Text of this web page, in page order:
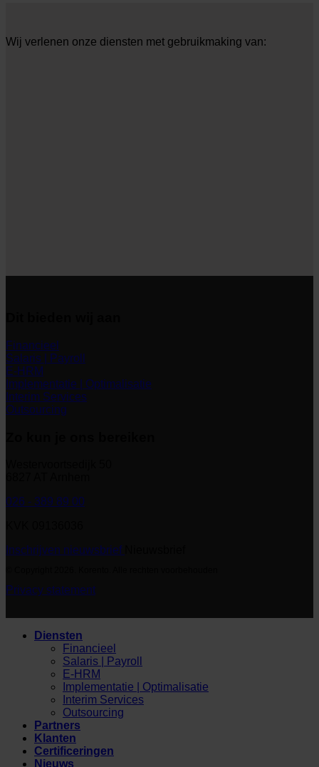
Wij verlenen onze diensten met gebruikmaking van:
Financieel
Salaris | Payroll
E-HRM
Implementatie | Optimalisatie
Interim Services
Outsourcing
026 - 389 89 00
Inschrijven nieuwsbrief
Privacy statement
Diensten
Financieel
Salaris | Payroll
E-HRM
Implementatie | Optimalisatie
Interim Services
Outsourcing
Partners
Klanten
Certificeringen
Nieuws